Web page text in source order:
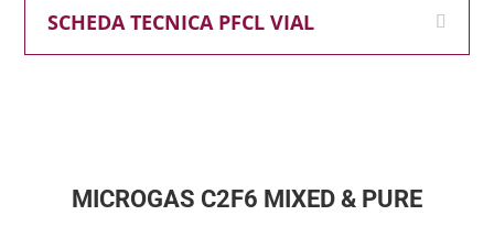
SCHEDA TECNICA PFCL VIAL
MICROGAS C2F6 MIXED & PURE